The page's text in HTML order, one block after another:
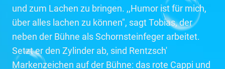
und zum Lachen zu bringen. ,,Humor ist für mich,
über alles lachen zu können", sagt Tobias, der
neben der Bühne als Schornsteinfeger arbeitet.
Setzt er den Zylinder ab, sind Rentzsch'
Markenzeichen auf der Bühne: das rote Cappi und